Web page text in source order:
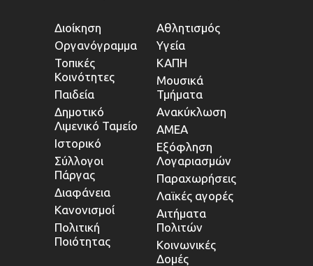
Διοίκηση
Οργανόγραμμα
Τοπικές
Κοινότητες
Παιδεία
Δημοτικό
Λιμενικό Ταμείο
Ιστορικό
Σύλλογοι
Πάργας
Διαφάνεια
Κανονισμοί
Πολιτική
Ποιότητας
Αθλητισμός
Υγεία
ΚΑΠΗ
Μουσικά
Τμήματα
Ανακύκλωση
ΑΜΕΑ
Εξόφληση
Λογαριασμών
Παραχωρήσεις
Λαϊκές αγορές
Αιτήματα
Πολιτών
Κοινωνικές
Δομές